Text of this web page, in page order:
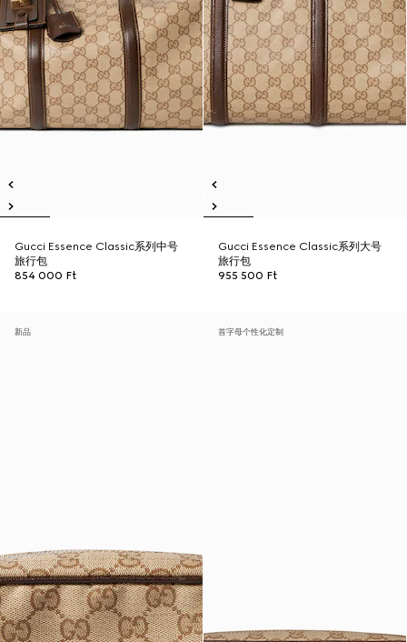
Gucci Essence Classic系列中号
旅行包
854 000 Ft
Gucci Essence Classic系列大号
旅行包
955 500 Ft
新品 首字母个性化定制